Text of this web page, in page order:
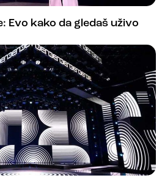
Evo kako da gledaš uživo